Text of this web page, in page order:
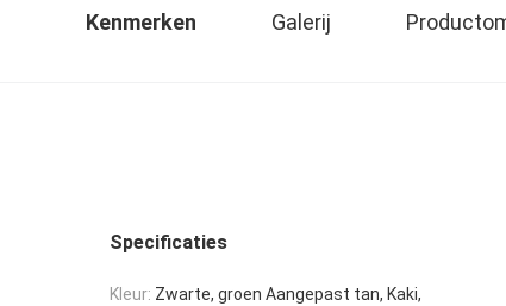
Kenmerken Galerij
Specificaties
Kleur: Zwarte, groen Aangepast tan, Kaki,